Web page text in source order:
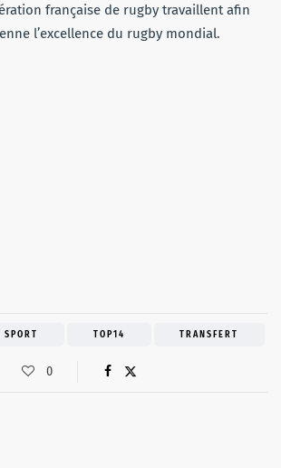
française de rugby travaillent afin
l’excellence du rugby mondial.
SPORT TOP14 TRANSFERT
0